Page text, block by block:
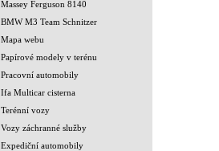
Massey Ferguson 8140
BMW M3 Team Schnitzer
Mapa webu
Papírové modely v terénu
Pracovní automobily
Ifa Multicar cisterna
Terénní vozy
Vozy záchranné služby
Expediční automobily